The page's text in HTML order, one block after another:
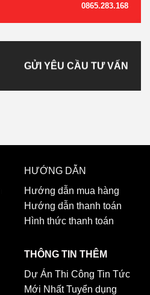
0865.283.168
GỬI YÊU CẦU TƯ VẤN
HƯỚNG DẪN
Hướng dẫn mua hàng
Hướng dẫn thanh toán
Hình thức thanh toán
THÔNG TIN THÊM
Dự Án Thi Công Tin Tức
Mới Nhất Tuyển dụng